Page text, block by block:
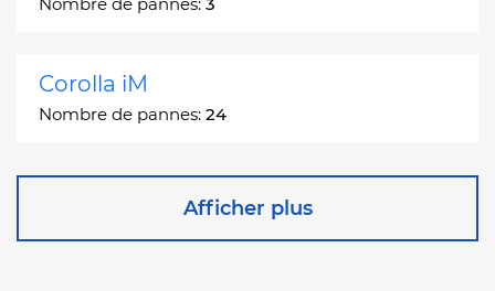
Corolla iM
Nombre de pannes: 24
Afficher plus